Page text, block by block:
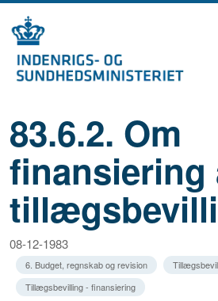
83.6.2. Om
finansiering
08-12-1983
6. Budget, regnskab og revision
Tillægsbevilling - finansiering